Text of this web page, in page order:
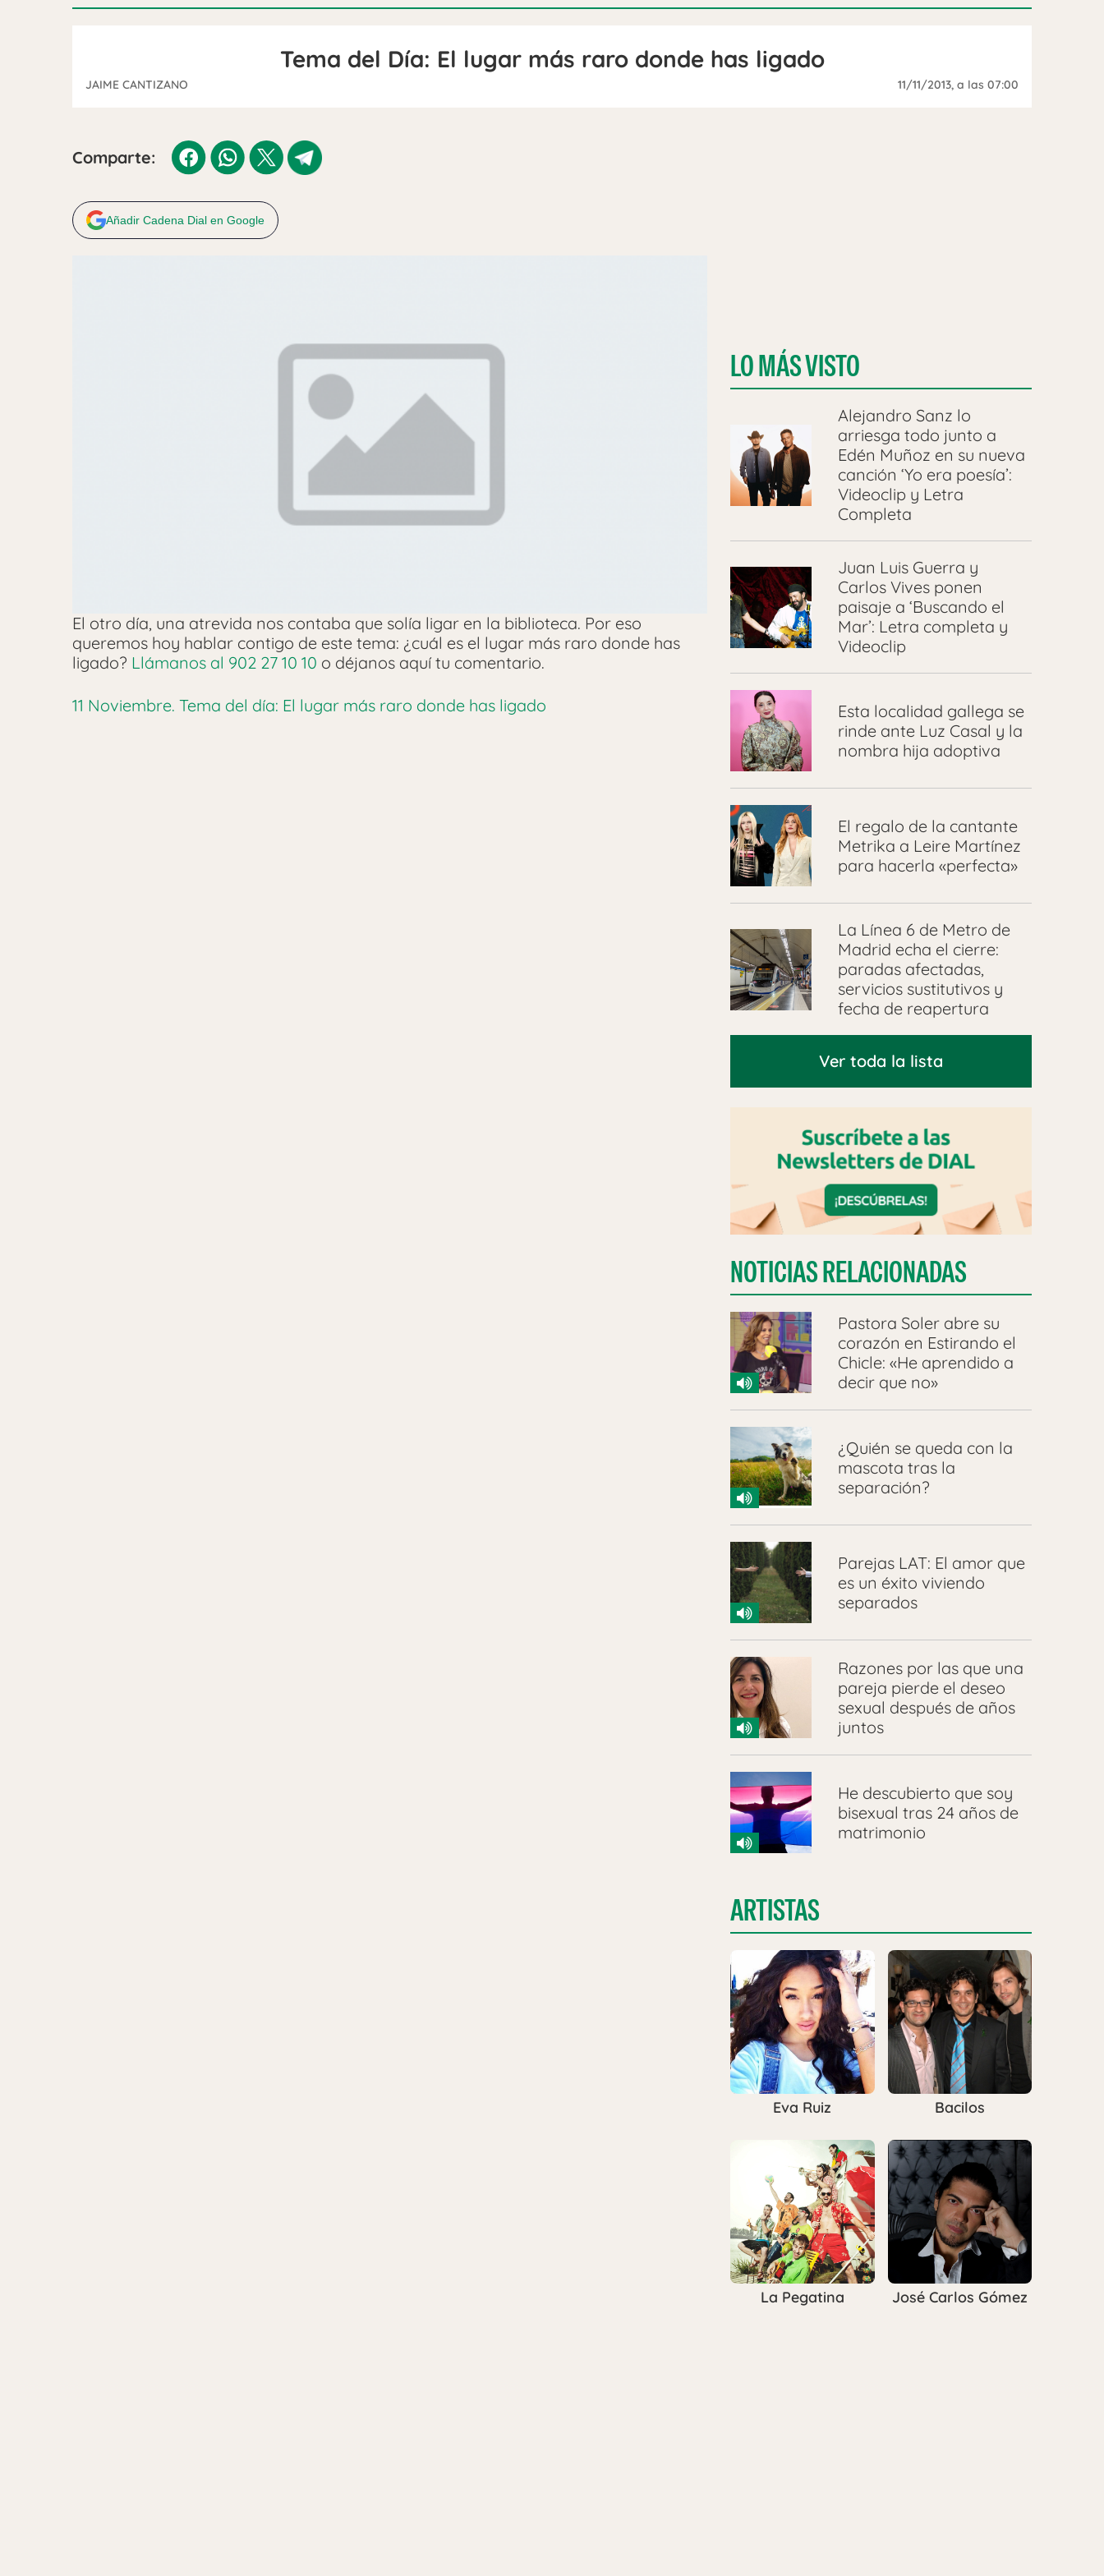
Tema del Día: El lugar más raro donde has ligado
JAIME CANTIZANO 11/11/2013, a las 07:00
Comparte:
Añadir Cadena Dial en Google
El otro día, una atrevida nos contaba que solía ligar en la biblioteca. Por eso
queremos hoy hablar contigo de este tema: ¿cuál es el lugar más raro donde has
ligado? Llámanos al 902 27 10 10 o déjanos aquí tu comentario.
11 Noviembre. Tema del día: El lugar más raro donde has ligado
LO MÁS VISTO
Alejandro Sanz lo
arriesga todo junto a
Edén Muñoz en su nueva
canción ‘Yo era poesía’:
Videoclip y Letra
Completa
Juan Luis Guerra y
Carlos Vives ponen
paisaje a ‘Buscando el
Mar’: Letra completa y
Videoclip
Esta localidad gallega se
rinde ante Luz Casal y la
nombra hija adoptiva
El regalo de la cantante
Metrika a Leire Martínez
para hacerla «perfecta»
La Línea 6 de Metro de
Madrid echa el cierre:
paradas afectadas,
servicios sustitutivos y
fecha de reapertura
Ver toda la lista
NOTICIAS RELACIONADAS
Pastora Soler abre su
corazón en Estirando el
Chicle: «He aprendido a
decir que no»
¿Quién se queda con la
mascota tras la
separación?
Parejas LAT: El amor que
es un éxito viviendo
separados
Razones por las que una
pareja pierde el deseo
sexual después de años
juntos
He descubierto que soy
bisexual tras 24 años de
matrimonio
ARTISTAS
Eva Ruiz Bacilos
La Pegatina José Carlos Gómez